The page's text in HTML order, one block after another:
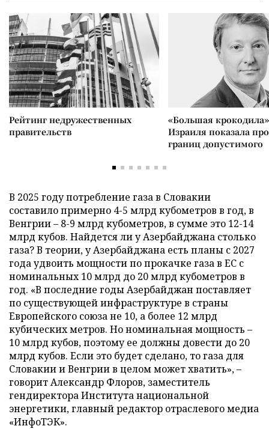
Рейтинг недружественных
правительств
«Большая
Израиля показала
границ допустимого
В 2025 году потребление газа в Словакии
составило примерно 4-5 млрд кубометров в год, в
Венгрии – 8-9 млрд кубометров, в сумме это 12-14
млрд кубов. Найдется ли у Азербайджана столько
газа? В теории, у Азербайджана есть планы с 2027
года удвоить мощности по прокачке газа в ЕС с
номинальных 10 млрд до 20 млрд кубометров в
год. «В последние годы Азербайджан поставляет
по существующей инфраструктуре в страны
Европейского союза не 10, а более 12 млрд
кубических метров. Но номинальная мощность –
10 млрд кубов, поэтому ее должны довести до 20
млрд кубов. Если это будет сделано, то газа для
Словакии и Венгрии в целом может хватить», –
говорит Александр Флоров, заместитель
гендиректора Института национальной
энергетики, главный редактор отраслевого медиа
«ИнфоТЭК».